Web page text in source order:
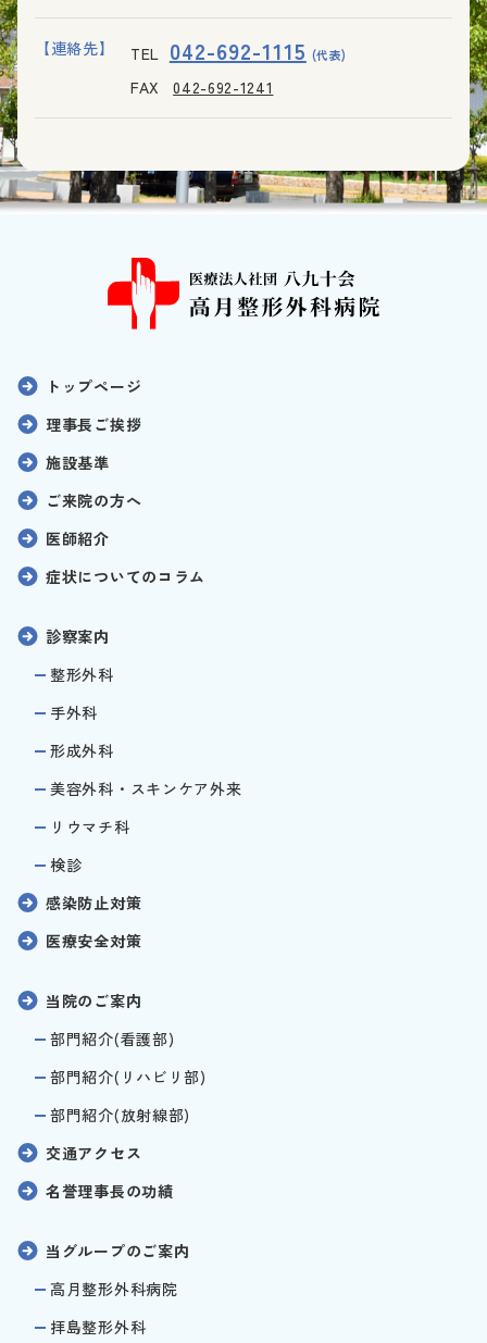
【連絡先】 TEL 042-692-1115 (代表)
FAX 042-692-1241
トップページ
理事長ご挨拶
施設基準
ご来院の方へ
医師紹介
症状についてのコラム
診察案内
整形外科
手外科
形成外科
美容外科・スキンケア外来
リウマチ科
検診
感染防止対策
医療安全対策
当院のご案内
部門紹介(看護部)
部門紹介(リハビリ部)
部門紹介(放射線部)
交通アクセス
名誉理事長の功績
当グループのご案内
高月整形外科病院
拝島整形外科